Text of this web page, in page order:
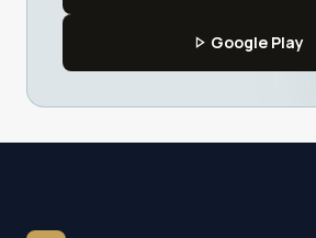
play_arrow Google Play